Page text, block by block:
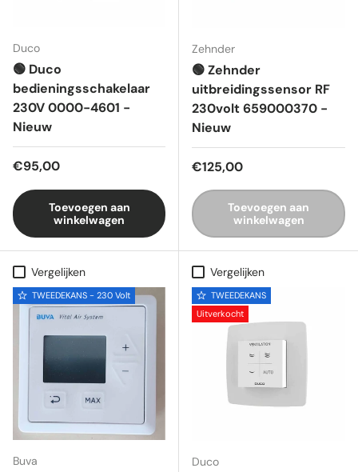
Duco
🟢 Duco
bedieningsschakelaar
230V 0000-4601 -
Nieuw
Reguliere prijs
€95,00
Toevoegen aan
winkelwagen
Zehnder
🟢 Zehnder
uitbreidingssensor RF
230volt 659000370 -
Nieuw
Reguliere prijs
€125,00
Toevoegen aan
winkelwagen
Vergelijken
TWEEDEKANS - 230 Volt
Buva
Vergelijken
TWEEDEKANS
Uitverkocht
Duco